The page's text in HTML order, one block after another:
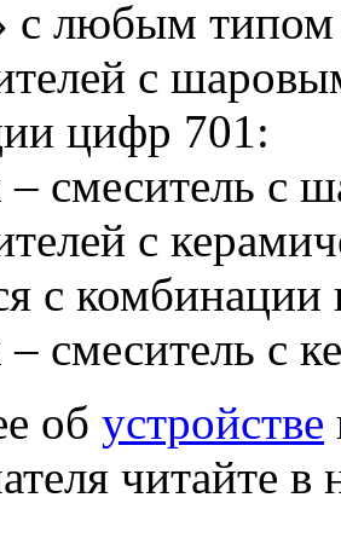
с любым типом
с
цифр 701:
– смеситель с
с
с
смеситель с
об устройстве
читайте в